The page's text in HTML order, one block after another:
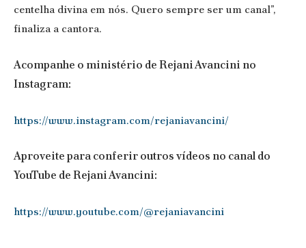
centelha divina em nós. Quero sempre ser um canal”,
finaliza a cantora.
Acompanhe o ministério de Rejani Avancini no
Instagram:
https://www.instagram.com/rejaniavancini/
Aproveite para conferir outros vídeos no canal do
YouTube de Rejani Avancini:
https://www.youtube.com/@rejaniavancini